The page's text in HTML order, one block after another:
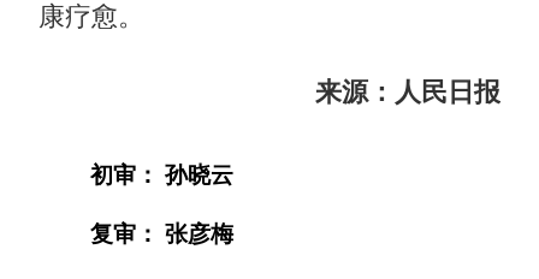
康疗愈。
来源： 人民日报
初审： 孙晓云
复审： 张彦梅